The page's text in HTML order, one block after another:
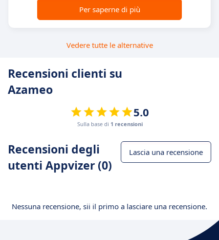
Per saperne di più
Vedere tutte le alternative
Recensioni clienti su
Azameo
5.0
Sulla base di 1 recensioni
Recensioni degli
utenti Appvizer (0)
Lascia una recensione
Nessuna recensione, sii il primo a lasciare una recensione.